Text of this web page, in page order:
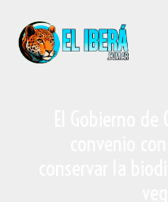
contenido